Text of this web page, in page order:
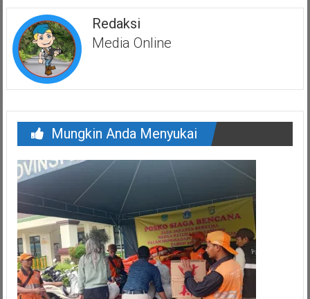
Redaksi
Media Online
Mungkin Anda Menyukai